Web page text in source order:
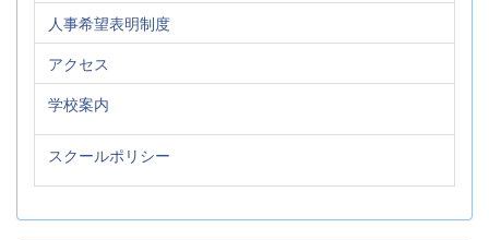
人事希望表明制度
アクセス
学校案内
スクールポリシー